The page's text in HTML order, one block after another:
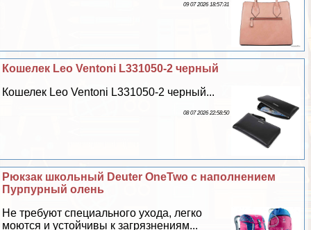
09 07 2026 18:57:31
Кошелек Leo Ventoni L331050-2 черный
Кошелек Leo Ventoni L331050-2 черный...
08 07 2026 22:58:50
Рюкзак школьный Deuter OneTwo с наполнением
Пурпурный олень
Не требуют специального ухода, легко
моются и устойчивы к загрязнениям...